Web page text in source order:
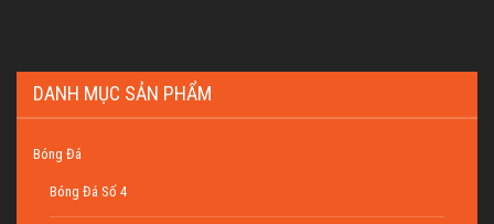
DANH MỤC SẢN PHẨM
Bóng Đá
Bóng Đá Số 4